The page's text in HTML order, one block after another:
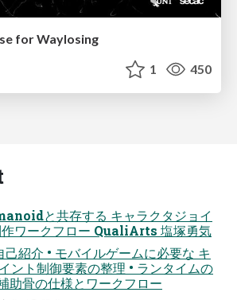
for Waylosing
1 450
と共存する キャラクタジョイ
作ワークフロー QualiArts 塩塚勇気
紹介 • モバイルゲームに必要な キ
ント制御要素の整理 • ランタイムの
助骨の仕様とワークフロー